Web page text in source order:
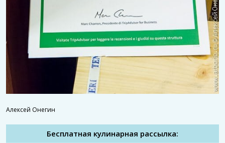
Алексей Онегин
Бесплатная кулинарная рассылка: